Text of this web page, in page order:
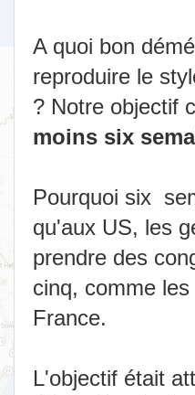
A quoi bon
reproduire le
? Notre objectif
moins six
Pourquoi six
qu'aux US, les
prendre des
cinq, comme
France.
L'objectif était